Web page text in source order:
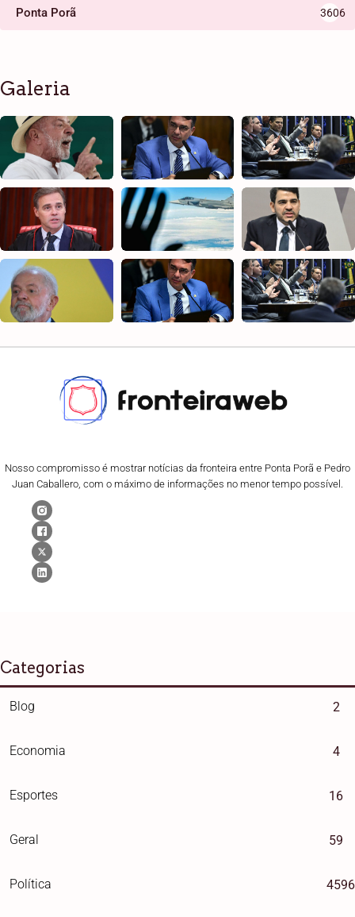
Ponta Porã 3606
Galeria
Nosso compromisso é mostrar notícias da fronteira entre Ponta Porã e Pedro
Juan Caballero, com o máximo de informações no menor tempo possível.
Categorias
Blog 2
Economia 4
Esportes 16
Geral 59
Política 4596